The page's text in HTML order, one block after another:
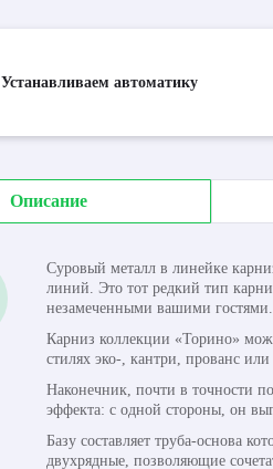
Устанавливаем автоматику
Описание
Суровый металл в линейке
линий. Это тот редкий тип
незамеченными вашими гостями.
Карниз коллекции «Торино»
стилях эко-, кантри, прованс
Наконечник, почти в точности
эффекта: с одной стороны, он
Базу составляет труба-основа
двухрядные, позволяющие